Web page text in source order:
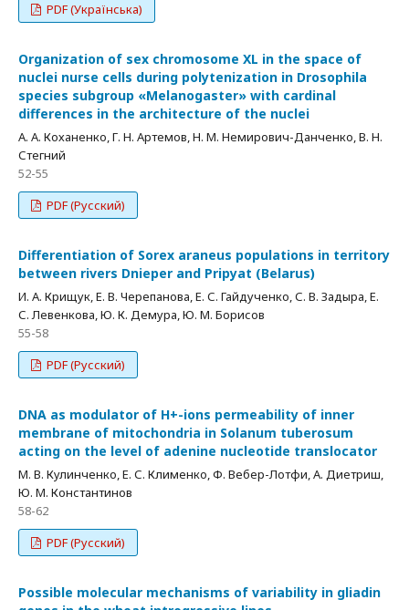
PDF (Українська)
Organization of sex chromosome XL in the space of
nuclei nurse cells during polytenization in Drosophila
species subgroup «Melanogaster» with cardinal
differences in the architecture of the nuclei
А. А. Коханенко, Г. Н. Артемов, Н. М. Немирович-Данченко, В. Н.
Стегний
52-55
PDF (Русский)
Differentiation of Sorex araneus populations in territory
between rivers Dnieper and Pripyat (Belarus)
И. А. Крищук, Е. В. Черепанова, Е. С. Гайдученко, С. В. Задыра, Е.
С. Левенкова, Ю. К. Демура, Ю. М. Борисов
55-58
PDF (Русский)
DNA as modulator of H+-ions permeability of inner
membrane of mitochondria in Solanum tuberosum
acting on the level of adenine nucleotide translocator
М. В. Кулинченко, Е. С. Клименко, Ф. Вебер-Лотфи, А. Диетриш,
Ю. М. Константинов
58-62
PDF (Русский)
Possible molecular mechanisms of variability in gliadin